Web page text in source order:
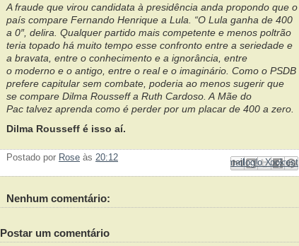
A fraude que virou candidata à presidência anda propondo que o
país compare Fernando Henrique a Lula. “O Lula ganha de 400
a 0″, delira. Qualquer partido mais competente e menos poltrão
teria topado há muito tempo esse confronto entre a seriedade e
a bravata, entre o conhecimento e a ignorância, entre
o moderno e o antigo, entre o real e o imaginário. Como o PSDB
prefere capitular sem combate, poderia ao menos sugerir que
se compare Dilma Rousseff a Ruth Cardoso. A Mãe do
Pac talvez aprenda como é perder por um placar de 400 a zero.
Dilma Rousseff é isso aí.
Postado por Rose às 20:12 Enviar por e-mail
Postar no blog!
Compartilhar no X
Compartilhar no Facebook
Compartilhar com o Pinterest
Nenhum comentário:
Postar um comentário